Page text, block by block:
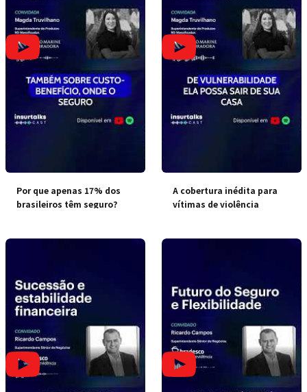
Por que apenas 17% dos
brasileiros têm seguro?
A cobertura inédita para
vítimas de violência